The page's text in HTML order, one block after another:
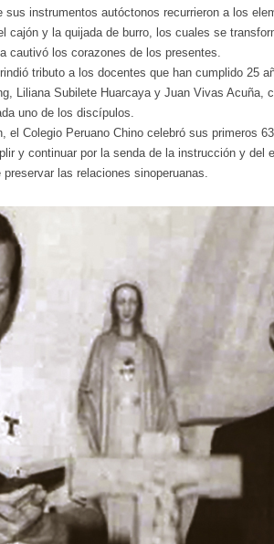
sus instrumentos autóctonos recurrieron a los
cajón y la quijada de burro, los cuales se
cautivó los corazones de los presentes.
tributo a los docentes que han cumplido 25
Liliana Subilete Huarcaya y Juan Vivas Acuña,
uno de los discípulos.
el Colegio Peruano Chino celebró sus primeros
y continuar por la senda de la instrucción y del
preservar las relaciones sinoperuanas.